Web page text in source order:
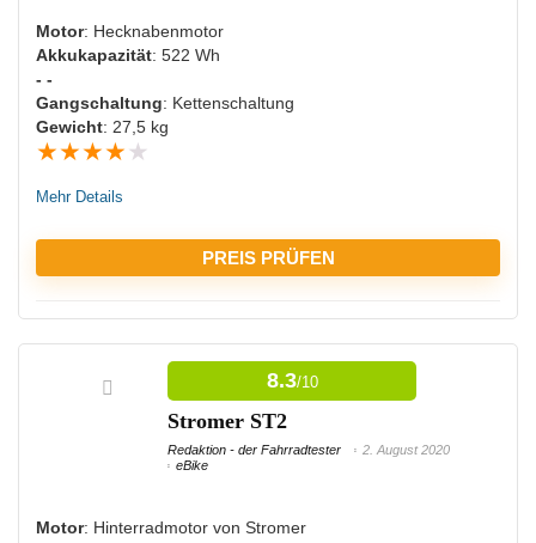
NACHTEILE:
Führerscheinpflichtig
Hohes Eigengewicht
Motor: Hecknabenmotor
Akkukapazität: 522 Wh
- -
Gangschaltung: Kettenschaltung
Gewicht: 27,5 kg
★★★★ ★
Mehr Details
PREIS PRÜFEN
VORTEILE:
Viele Ladezyklen möglich
Viel Spielraum mit dem hochwertigen Schaltwerk
NACHTEILE:
8.3/10
Stromer ST2
Redaktion - der Fahrradtester
2. August 2020
eBike
Motor: Hinterradmotor von Stromer